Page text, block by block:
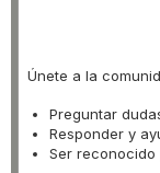
Únete a la
Preguntar
Responder y
Ser